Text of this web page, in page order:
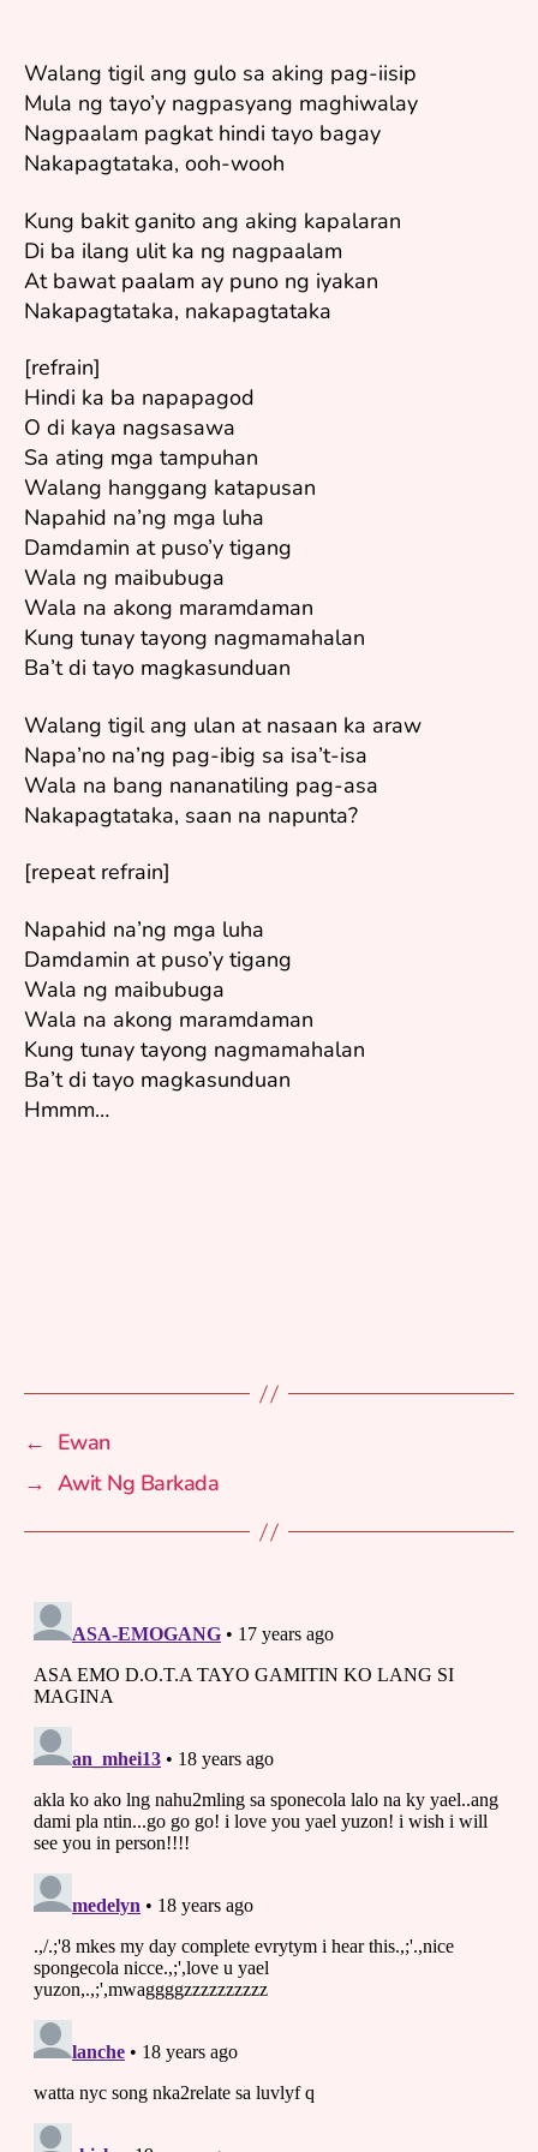
Walang tigil ang gulo sa aking pag-iisip
Mula ng tayo’y nagpasyang maghiwalay
Nagpaalam pagkat hindi tayo bagay
Nakapagtataka, ooh-wooh
Kung bakit ganito ang aking kapalaran
Di ba ilang ulit ka ng nagpaalam
At bawat paalam ay puno ng iyakan
Nakapagtataka, nakapagtataka
[refrain]
Hindi ka ba napapagod
O di kaya nagsasawa
Sa ating mga tampuhan
Walang hanggang katapusan
Napahid na’ng mga luha
Damdamin at puso’y tigang
Wala ng maibubuga
Wala na akong maramdaman
Kung tunay tayong nagmamahalan
Ba’t di tayo magkasunduan
Walang tigil ang ulan at nasaan ka araw
Napa’no na’ng pag-ibig sa isa’t-isa
Wala na bang nananatiling pag-asa
Nakapagtataka, saan na napunta?
[repeat refrain]
Napahid na’ng mga luha
Damdamin at puso’y tigang
Wala ng maibubuga
Wala na akong maramdaman
Kung tunay tayong nagmamahalan
Ba’t di tayo magkasunduan
Hmmm…
← Ewan
→ Awit Ng Barkada